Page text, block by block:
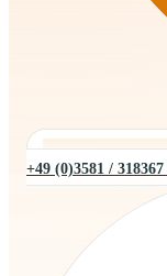
+49 (0)3581 / 318367